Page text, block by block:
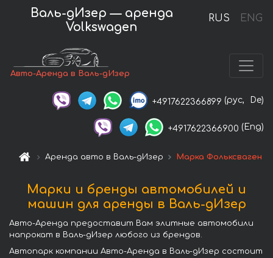
RUS ENG
Валь-дИзер — аренда
Volkswagen
Авто-Аренда в Валь-дИзер
+4917622366899 (рус, De)
+4917622366900 (Eng)
Аренда авто в Валь-дИзер Марка Фольксваген
Марки и бренды автомобилей и
машин для аренды в Валь-дИзер
Авто-Аренда предоставит Вам элитные автомобили
напрокат в Валь-дИзер любого из брендов.
Автопарк компании Авто-Аренда в Валь-дИзер состоит